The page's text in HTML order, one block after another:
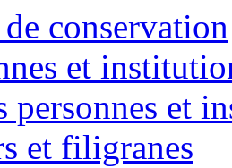
conservation
et
personnes et
et filigranes